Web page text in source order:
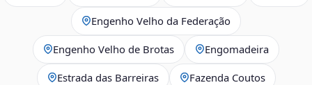
Engenho Velho da Federação
Engenho Velho de Brotas Engomadeira
Estrada das Barreiras Fazenda Coutos